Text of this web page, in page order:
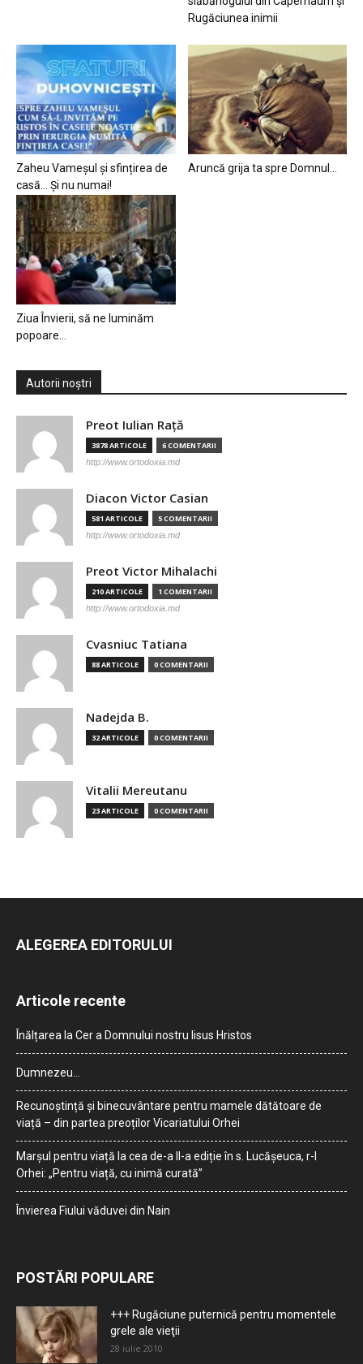
Rugăciunea inimii
Zaheu Vameșul și sfințirea de
casă… Și nu numai!
Aruncă grija ta spre Domnul…
Ziua Învierii, să ne luminăm
popoare…
Autorii noștri
Preot Iulian Raţă
3878 ARTICOLE 6 COMENTARII
http://www.ortodoxia.md
Diacon Victor Casian
581 ARTICOLE 5 COMENTARII
http://www.ortodoxia.md
Preot Victor Mihalachi
210 ARTICOLE 1 COMENTARII
http://www.ortodoxia.md
Cvasniuc Tatiana
88 ARTICOLE 0 COMENTARII
Nadejda B.
32 ARTICOLE 0 COMENTARII
Vitalii Mereutanu
23 ARTICOLE 0 COMENTARII
ALEGEREA EDITORULUI
Articole recente
Înălțarea la Cer a Domnului nostru Iisus Hristos
Dumnezeu…
Recunoștință și binecuvântare pentru mamele dătătoare de
viață – din partea preoților Vicariatului Orhei
Marșul pentru viață la cea de-a II-a ediție în s. Lucășeuca, r-l
Orhei: „Pentru viață, cu inimă curată”
Învierea Fiului văduvei din Nain
POSTĂRI POPULARE
+++ Rugăciune puternică pentru momentele
grele ale vieţii
28 iulie 2010